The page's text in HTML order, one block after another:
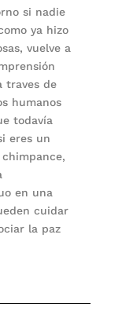
si nadie
ya hizo
vuelve a
traves de
humanos
todavía
eres un
en una
cuidar
la paz